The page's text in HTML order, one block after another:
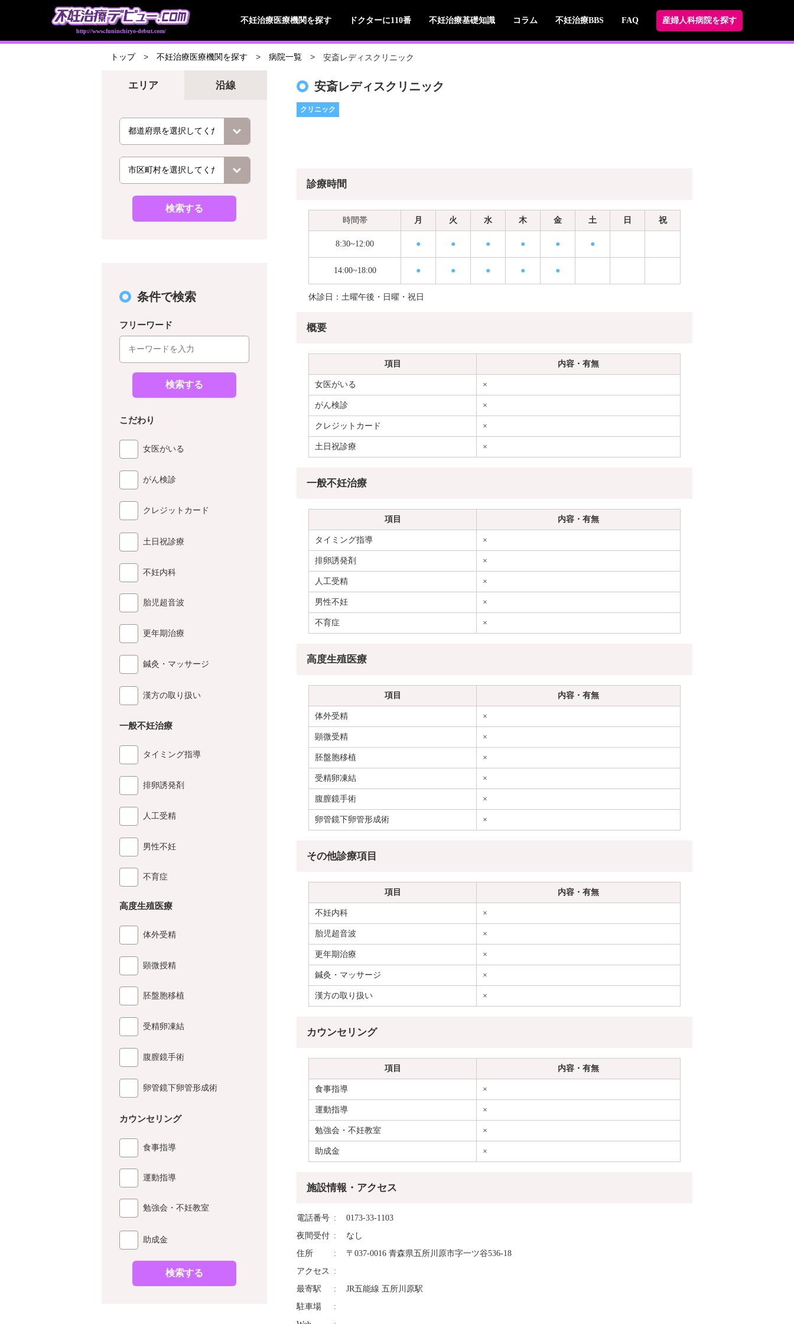
http://www.funinchiryo-debut.com/
不妊治療医療機関を探す ドクターに110番 不妊治療基礎知識 コラム 不妊治療BBS FAQ 産婦人科病院を探す
トップ 不妊治療医療機関を探す 病院一覧 安斎レディスクリニック
エリア
検索する
沿線
条件で検索
フリーワード
検索する
こだわり
女医がいる
がん検診
クレジットカード
土日祝診療
不妊内科
胎児超音波
更年期治療
鍼灸・マッサージ
漢方の取り扱い
一般不妊治療
タイミング指導
排卵誘発剤
人工受精
男性不妊
不育症
高度生殖医療
体外受精
顕微授精
胚盤胞移植
受精卵凍結
腹膣鏡手術
卵管鏡下卵管形成術
カウンセリング
食事指導
運動指導
勉強会・不妊教室
助成金
検索する
安斎レディスクリニック
クリニック
診療時間
時間帯 月 火 水 木 金 土 日 祝
8:30~12:00 ● ● ● ● ● ●
14:00~18:00 ● ● ● ● ●
休診日：土曜午後・日曜・祝日
概要
項目 内容・有無
女医がいる ×
がん検診 ×
クレジットカード ×
土日祝診療 ×
一般不妊治療
項目 内容・有無
タイミング指導 ×
排卵誘発剤 ×
人工受精 ×
男性不妊 ×
不育症 ×
高度生殖医療
項目 内容・有無
体外受精 ×
顕微受精 ×
胚盤胞移植 ×
受精卵凍結 ×
腹膣鏡手術 ×
卵管鏡下卵管形成術 ×
その他診療項目
項目 内容・有無
不妊内科 ×
胎児超音波 ×
更年期治療 ×
鍼灸・マッサージ ×
漢方の取り扱い ×
カウンセリング
項目 内容・有無
食事指導 ×
運動指導 ×
勉強会・不妊教室 ×
助成金 ×
施設情報・アクセス
電話番号
0173-33-1103
夜間受付
なし
住所
〒037-0016 青森県五所川原市字一ツ谷536-18
アクセス
最寄駅
JR五能線 五所川原駅
駐車場